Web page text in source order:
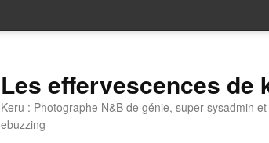
Les effervescences de
Keru : Photographe N&B de génie, super sysadmin
ebuzzing